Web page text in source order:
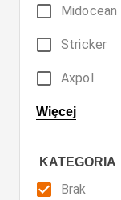
Poliester
Midocean
Stricker
Axpol
ID
Więcej
KATEGORIA
Brak